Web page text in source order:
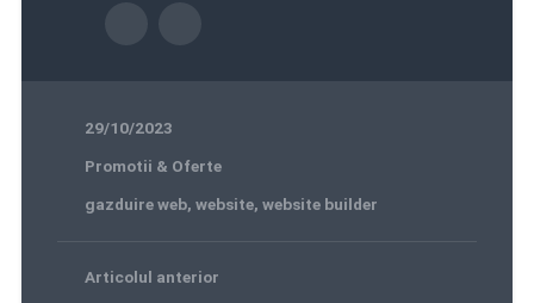
29/10/2023
Promotii & Oferte
gazduire web, website, website builder
Articolul anterior